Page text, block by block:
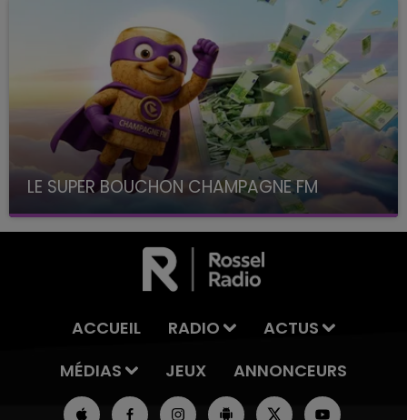
LE SUPER BOUCHON CHAMPAGNE FM
avec La Famille Champagne FM, à 8H10
ACCUEIL RADIO
ACTUS
MÉDIAS
JEUX ANNONCEURS